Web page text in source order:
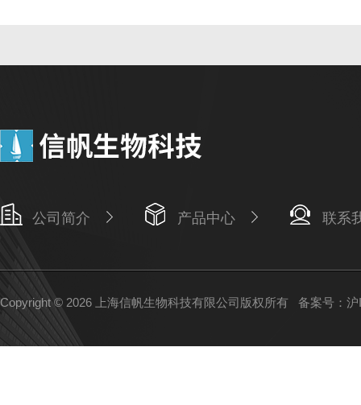
公司简介 产品中心 联系
Copyright © 2026 上海信帆生物科技有限公司版权所有 备案号：